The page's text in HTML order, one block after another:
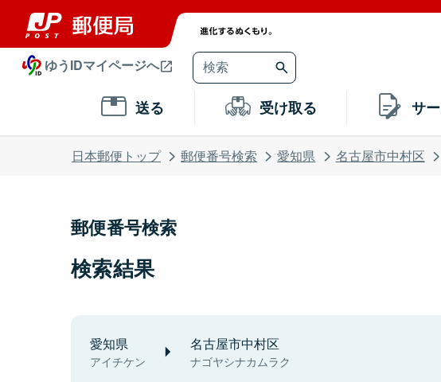
ゆうIDマイページへ
送る 受け取る サ
日本郵便トップ 郵便番号検索 愛知県 名古屋市中村区
郵便番号検索
検索結果
愛知県
アイチケン
名古屋市中村区
ナゴヤシナカムラク